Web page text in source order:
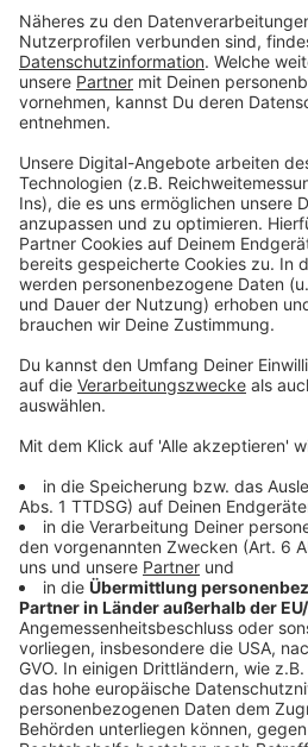
es die Pflegeplanung überhaupt
eine Überversorgung verhindern
absehbarer Zukunft nicht der
Projekt eingestampft werden.
Weitere Meldungen aus
Anzeige
Radio Leverkusen bleibt an der
Warnstreikauswirkungen am
Mehr Hotelübernachtungen in
Anzeige
Anzeige